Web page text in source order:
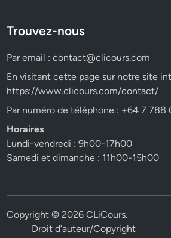
Trouvez-nous
Par email :contact@clicours.com
En visitant cette page sur notre site
https://www.clicours.com/contact/
Par numéro de téléphone : +64 7 788
Horaires
Lundi-vendredi : 9h00-17h00
Samedi et dimanche : 11h00-15h00
Copyright © 2026CLiCours.
Droit d’auteur/Copyright